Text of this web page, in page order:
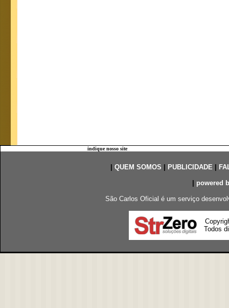
indique nosso site
QUEM SOMOS PUBLICIDADE|
powered
São Carlos Oficial é um serviço
Todos